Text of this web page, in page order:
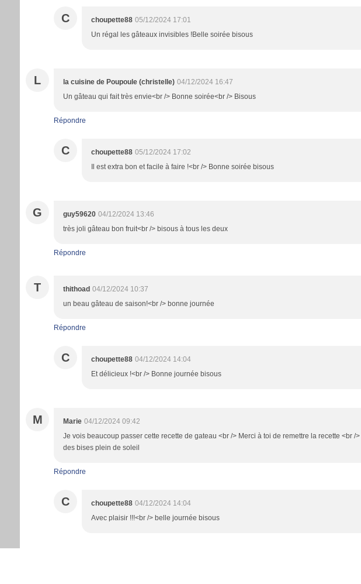
C choupette88 05/12/2024 17:01
Un régal les gâteaux invisibles !Belle soirée bisous
L la cuisine de Poupoule (christelle) 04/12/2024 16:47
Un gâteau qui fait très envie<br /> Bonne soirée<br /> Bisous
Répondre
C choupette88 05/12/2024 17:02
Il est extra bon et facile à faire !<br /> Bonne soirée bisous
G guy59620 04/12/2024 13:46
très joli gâteau bon fruit<br /> bisous à tous les deux
Répondre
T thithoad 04/12/2024 10:37
un beau gâteau de saison!<br /> bonne journée
Répondre
C choupette88 04/12/2024 14:04
Et délicieux !<br /> Bonne journée bisous
M Marie 04/12/2024 09:42
Je vois beaucoup passer cette recette de gateau <br /> Merci à toi de remettre la recette <br /
des bises plein de soleil
Répondre
C choupette88 04/12/2024 14:04
Avec plaisir !!!<br /> belle journée bisous